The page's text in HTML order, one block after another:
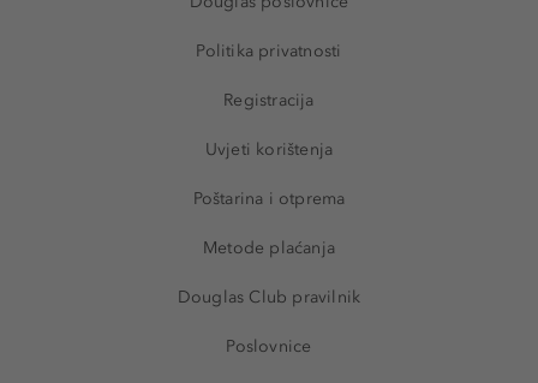
Politika privatnosti
Registracija
Uvjeti korištenja
Poštarina i otprema
Metode plaćanja
Douglas Club pravilnik
Poslovnice